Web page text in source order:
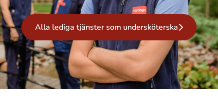
Alla lediga tjänster som undersköterska